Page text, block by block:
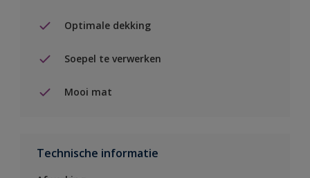
Optimale dekking
Soepel te verwerken
Mooi mat
Technische informatie